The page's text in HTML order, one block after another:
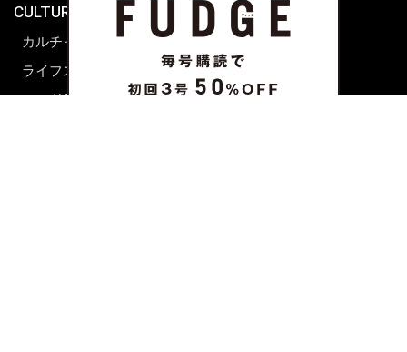
CULTURE & LIFE
カルチャー
ライフスタイル
フード&ドリンク